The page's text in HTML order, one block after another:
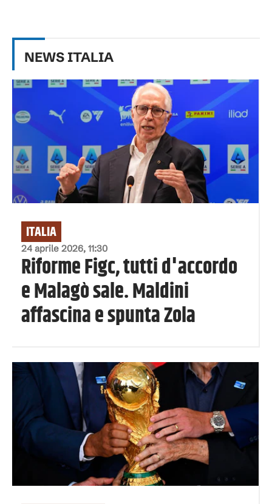
NEWSITALIA
24 aprile 2026, 11:30
ITALIA
Riforme Figc, tutti d'accordo
e Malagò sale. Maldini
affascina e spunta Zola